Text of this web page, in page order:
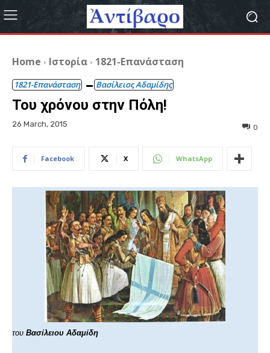
Home Ιστορία 1821-Επανάσταση
1821-Επανάσταση Βασίλειος Αδαμίδης
Του χρόνου στην Πόλη!
26 March, 2015 0
Facebook X WhatsApp
του Βασίλειου Αδαμίδη